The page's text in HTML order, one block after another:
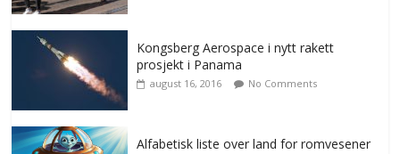
Kongsberg Aerospace i nytt rakett
prosjekt i Panama
august 16, 2016 No Comments
Alfabetisk liste over land for romvesener